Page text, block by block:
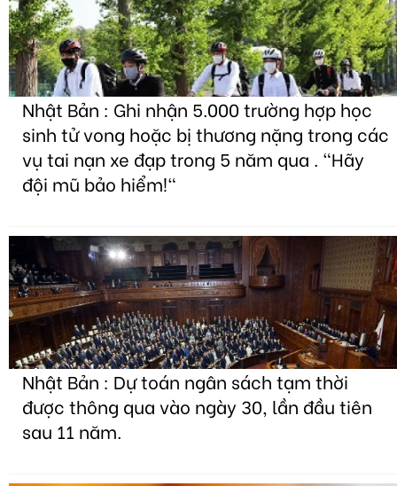
Nhật Bản : Ghi nhận 5.000 trường hợp học
sinh tử vong hoặc bị thương nặng trong các
vụ tai nạn xe đạp trong 5 năm qua . "Hãy
đội mũ bảo hiểm!"
Nhật Bản : Dự toán ngân sách tạm thời
được thông qua vào ngày 30, lần đầu tiên
sau 11 năm.